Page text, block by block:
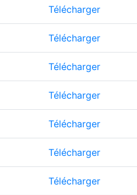
Télécharger
Télécharger
Télécharger
Télécharger
Télécharger
Télécharger
Télécharger